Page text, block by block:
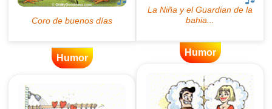
Humor
Humor